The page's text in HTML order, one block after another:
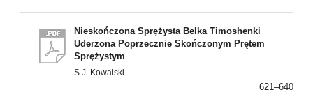
Nieskończona Sprężysta Belka Timoshenki
Uderzona Poprzecznie Skończonym Prętem
Sprężystym
S.J. Kowalski
621–640